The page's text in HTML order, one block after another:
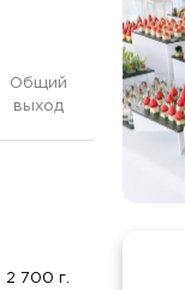
Общий
выход
2 700 г.